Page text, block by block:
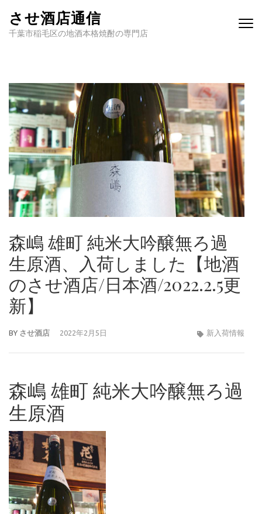
させ酒店通信
千葉市稲毛区の地酒本格焼酎の専門店
森嶋 雄町 純米大吟醸無ろ過
生原酒、入荷しました【地酒
のさせ酒店/日本酒/2022.2.5更
新】
BY させ酒店 2022年2月5日 新入荷情報
森嶋 雄町 純米大吟醸無ろ過
生原酒